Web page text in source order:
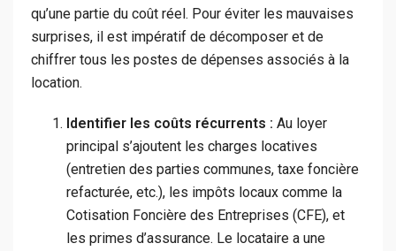
qu’une partie du coût réel. Pour éviter les mauvaises
surprises, il est impératif de décomposer et de
chiffrer tous les postes de dépenses associés à la
location.
Identifier les coûts récurrents : Au loyer
principal s’ajoutent les charges locatives
(entretien des parties communes, taxe foncière
refacturée, etc.), les impôts locaux comme la
Cotisation Foncière des Entreprises (CFE), et
les primes d’assurance. Le locataire a une